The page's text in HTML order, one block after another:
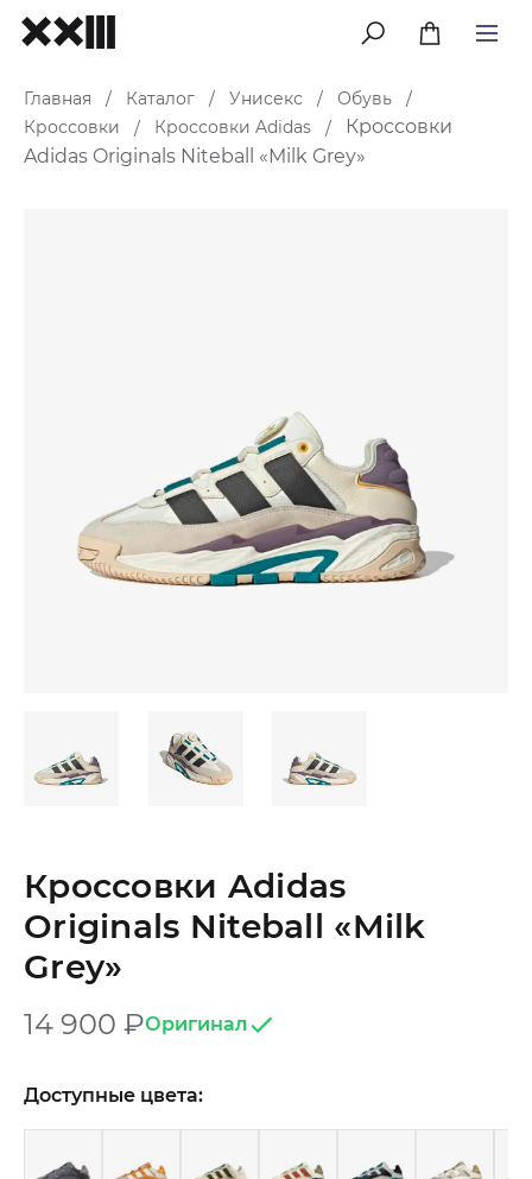
меню
Главная / Каталог / Унисекс / Обувь
/
Кроссовки
/ Кроссовки Adidas /
Кроссовки
Adidas Originals Niteball «Milk Grey»
Кроссовки Adidas
Originals Niteball «Milk
Grey»
14 900 ₽Оригинал
Доступные цвета: